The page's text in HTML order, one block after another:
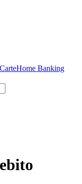
Home Banking